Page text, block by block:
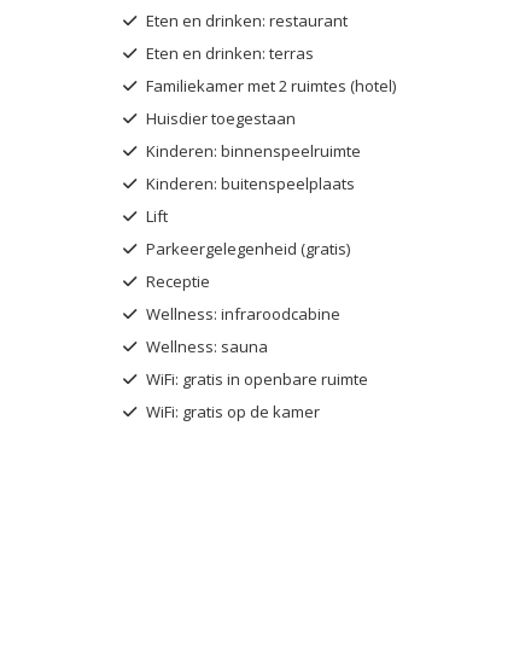
Eten en drinken: restaurant
Eten en drinken: terras
Familiekamer met 2 ruimtes (hotel)
Huisdier toegestaan
Kinderen: binnenspeelruimte
Kinderen: buitenspeelplaats
Lift
Parkeergelegenheid (gratis)
Receptie
Wellness: infraroodcabine
Wellness: sauna
WiFi: gratis in openbare ruimte
WiFi: gratis op de kamer